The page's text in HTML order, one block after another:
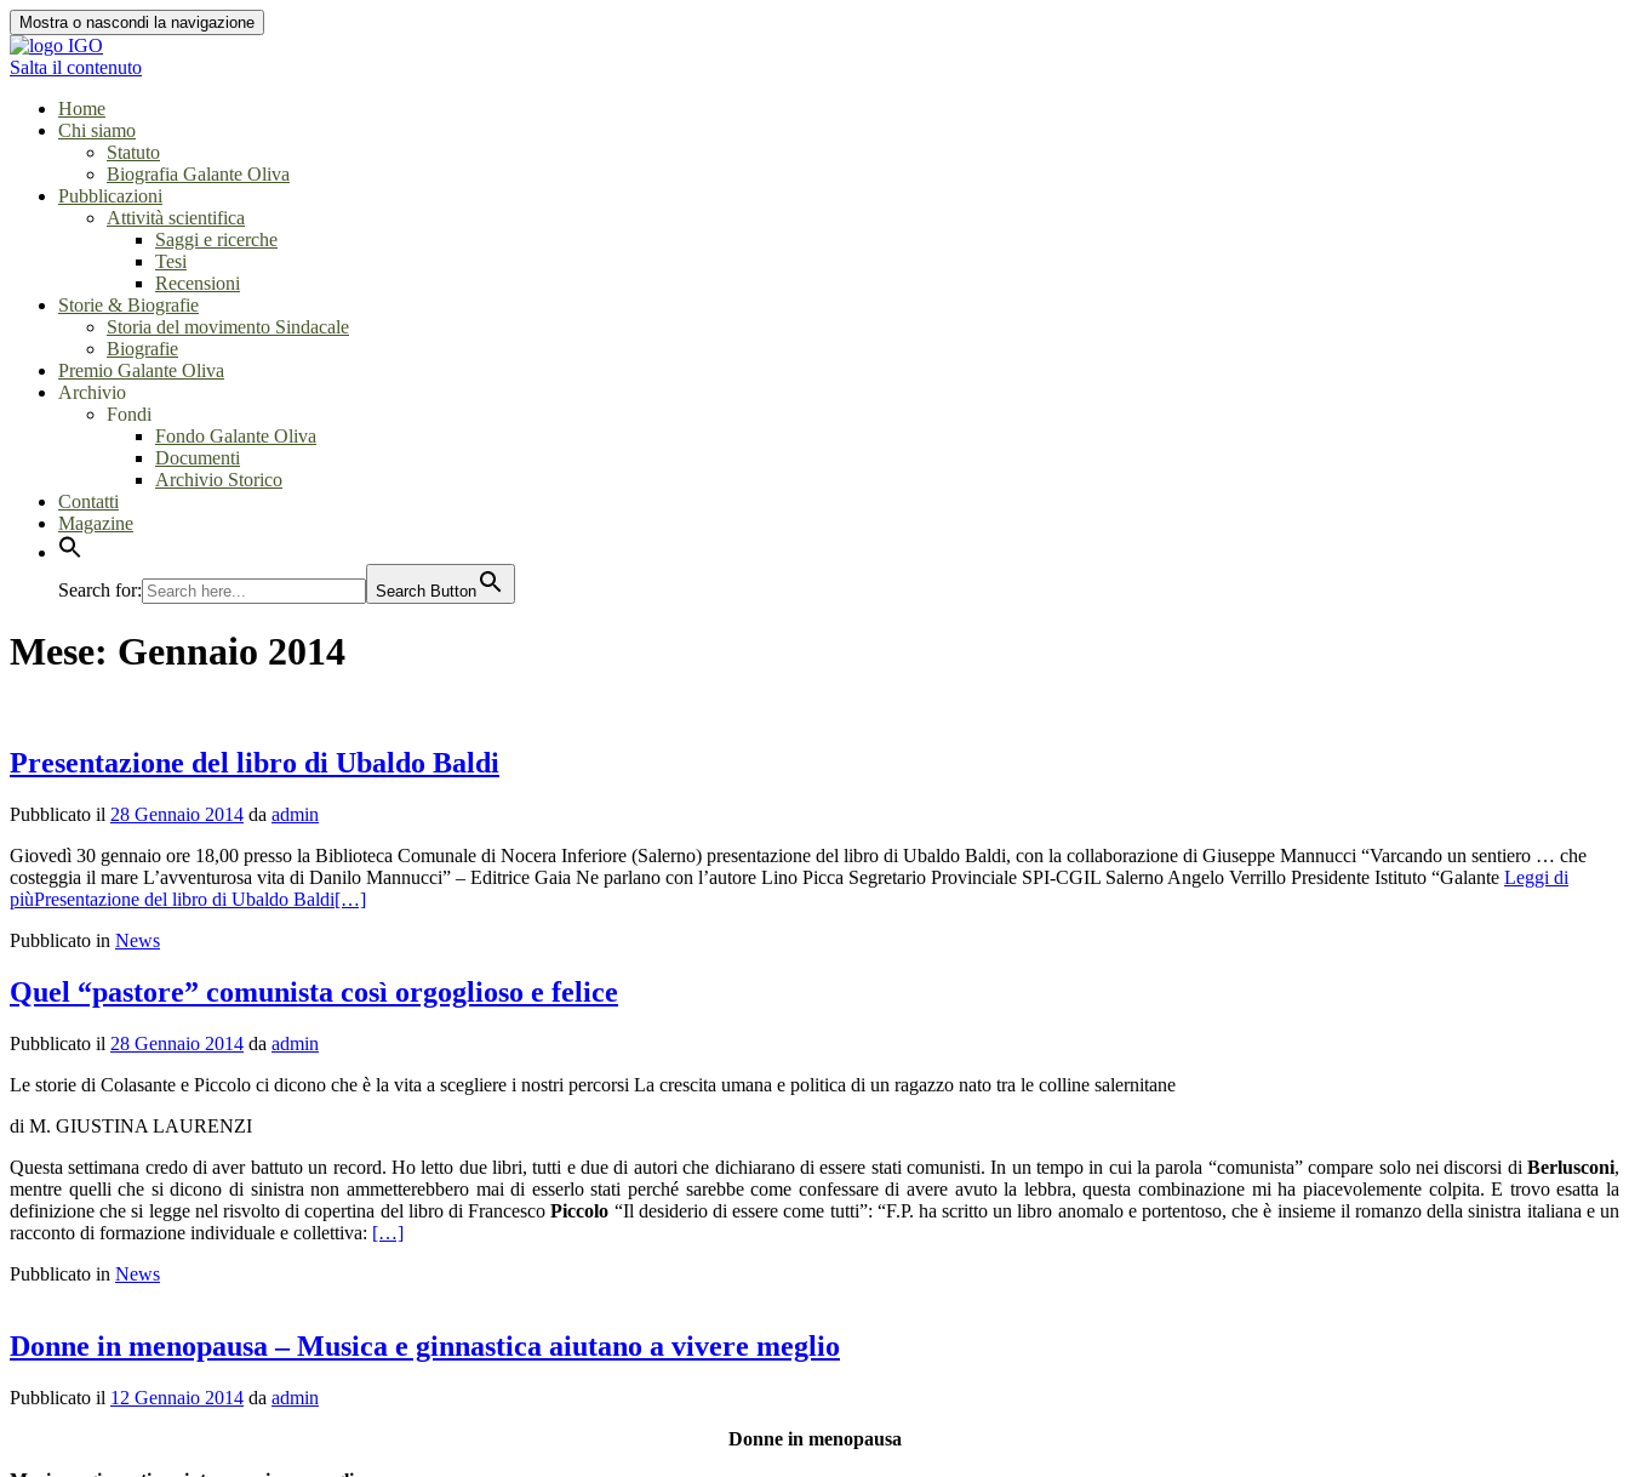
Mostra o nascondi la navigazione
Salta il contenuto
Home
Chi siamo
Statuto
Biografia Galante Oliva
Pubblicazioni
Attività scientifica
Saggi e ricerche
Tesi
Recensioni
Storie & Biografie
Storia del movimento Sindacale
Biografie
Premio Galante Oliva
Archivio
Fondi
Fondo Galante Oliva
Documenti
Archivio Storico
Contatti
Magazine
Search for: Search Button
Mese: Gennaio 2014
Presentazione del libro di Ubaldo Baldi
Pubblicato il 28 Gennaio 2014 da admin
Giovedì 30 gennaio ore 18,00 presso la Biblioteca Comunale di Nocera Inferiore (Salerno) presentazione del libro di Ubaldo Baldi, con la collaborazione di Giuseppe Mannucci “Varcando un sentiero … che
costeggia il mare L’avventurosa vita di Danilo Mannucci” – Editrice Gaia Ne parlano con l’autore Lino Picca Segretario Provinciale SPI-CGIL Salerno Angelo Verrillo Presidente Istituto “Galante Leggi di
piùPresentazione del libro di Ubaldo Baldi[…]
Pubblicato in News
Quel “pastore” comunista così orgoglioso e felice
Pubblicato il 28 Gennaio 2014 da admin
Le storie di Colasante e Piccolo ci dicono che è la vita a scegliere i nostri percorsi La crescita umana e politica di un ragazzo nato tra le colline salernitane
di M. GIUSTINA LAURENZI
Questa settimana credo di aver battuto un record. Ho letto due libri, tutti e due di autori che dichiarano di essere stati comunisti. In un tempo in cui la parola “comunista” compare solo nei discorsi di Berlusconi,
mentre quelli che si dicono di sinistra non ammetterebbero mai di esserlo stati perché sarebbe come confessare di avere avuto la lebbra, questa combinazione mi ha piacevolemente colpita. E trovo esatta la
definizione che si legge nel risvolto di copertina del libro di FrancescoPiccolo “Il desiderio di essere come tutti”: “F.P. ha scritto un libro anomalo e portentoso, che è insieme il romanzo della sinistra italiana e un
racconto di formazione individuale e collettiva: […]
Pubblicato in News
Donne in menopausa – Musica e ginnastica aiutano a vivere meglio
Pubblicato il 12 Gennaio 2014 da admin
Donne in menopausa